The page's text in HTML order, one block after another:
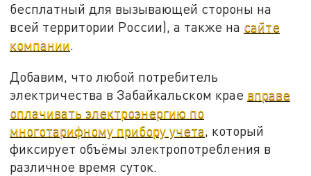
бесплатный для вызывающей стороны на
всей территории России), а также на сайте
компании.
Добавим, что любой потребитель
электричества в Забайкальском крае вправе
оплачивать электроэнергию по
многотарифному прибору учета, который
фиксирует объёмы электропотребления в
различное время суток.